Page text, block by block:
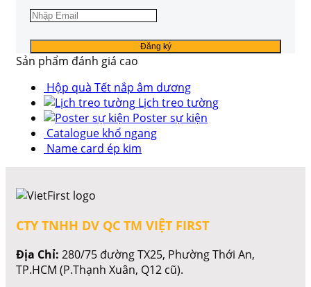
Sản phẩm đánh giá cao
Hộp quà Tết nắp âm dương
Lịch treo tường
Poster sự kiện
Catalogue khổ ngang
Name card ép kim
CTY TNHH DV QC TM VIỆT FIRST
Địa Chỉ: 280/75 đường TX25, Phường Thới An,
TP.HCM (P.Thạnh Xuân, Q12 cũ).